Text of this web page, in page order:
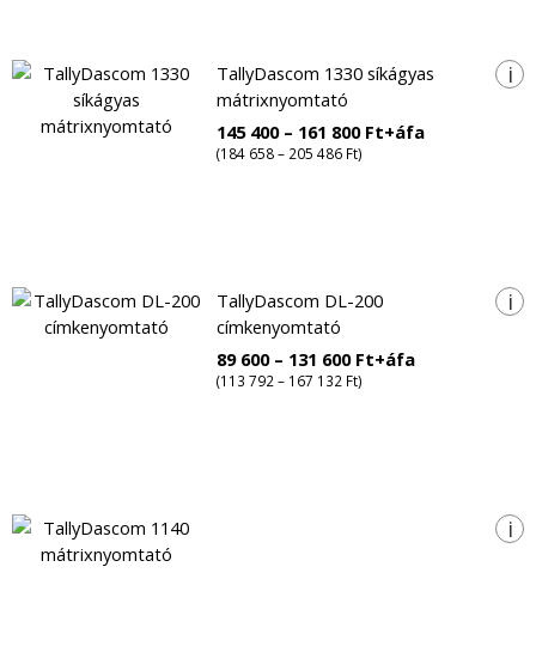
i
TallyDascom 1330 síkágyas
mátrixnyomtató
145 400 – 161 800 Ft+áfa
(184 658 – 205 486 Ft)
i
TallyDascom DL-200
címkenyomtató
89 600 – 131 600 Ft+áfa
(113 792 – 167 132 Ft)
i